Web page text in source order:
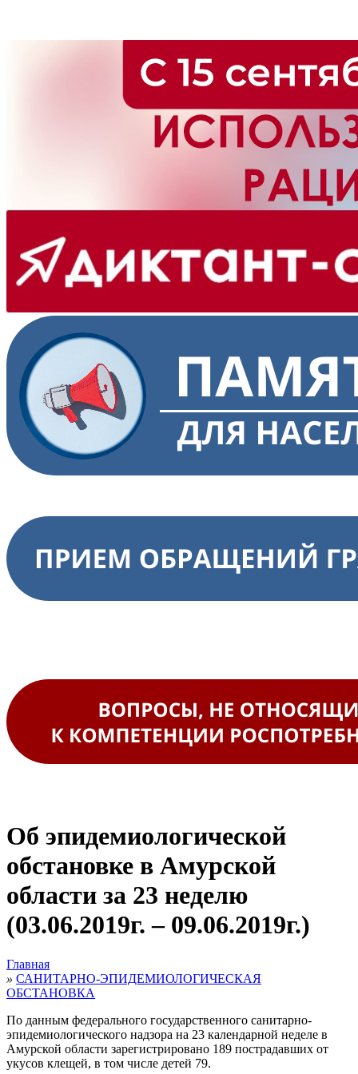
Об эпидемиологической
обстановке в Амурской
области за 23 неделю
(03.06.2019г. – 09.06.2019г.)
Главная
» САНИТАРНО-ЭПИДЕМИОЛОГИЧЕСКАЯ
ОБСТАНОВКА
По данным федерального государственного санитарно-
эпидемиологического надзора на 23 календарной неделе в
Амурской области зарегистрировано 189 пострадавших от
укусов клещей, в том числе детей 79.